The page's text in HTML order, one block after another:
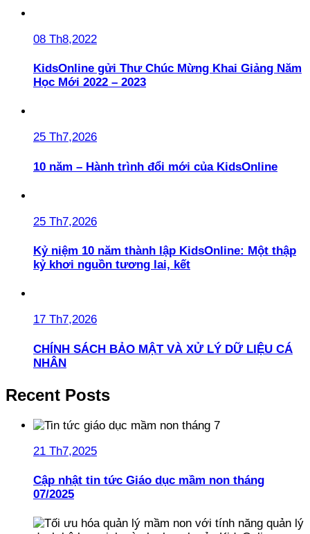
08 Th8,2022
KidsOnline gửi Thư Chúc Mừng Khai Giảng Năm
Học Mới 2022 – 2023
25 Th7,2026
10 năm – Hành trình đổi mới của KidsOnline
25 Th7,2026
Kỷ niệm 10 năm thành lập KidsOnline: Một thập
kỷ khơi nguồn tương lai, kết
17 Th7,2026
CHÍNH SÁCH BẢO MẬT VÀ XỬ LÝ DỮ LIỆU CÁ
NHÂN
Recent Posts
21 Th7,2025
Cập nhật tin tức Giáo dục mầm non tháng
07/2025